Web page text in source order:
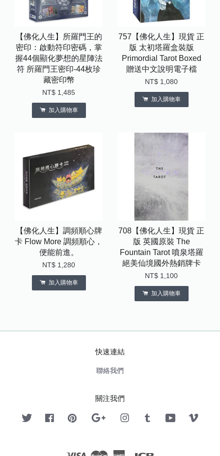
【佛化人生】所羅門王的
密印：啟動符印密碼，掌
握44個顯化夢想的星陣法
符 所羅門王密印-44枚珍
藏密印幣
NT$ 1,485
加入購物車
757【佛化人生】現貨 正
版 太初塔羅盒裝版
Primordial Tarot Boxed
贈送中文說明電子檔
NT$ 1,080
加入購物車
【佛化人生】調頻順心牌
卡 Flow More 調頻順心，
便能前進。
NT$ 1,280
加入購物車
708【佛化人生】現貨 正
版 英國原裝 The
Fountain Tarot 噴泉塔羅
絕美仙境國外熱銷牌卡
NT$ 1,100
加入購物車
快速連結
聯絡我們
關注我們
Twitter FacebookPinterest Google InstagramTumblr YouTube
Visa Master American